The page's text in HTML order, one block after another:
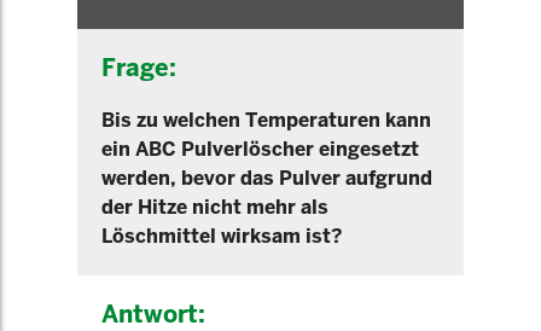
Frage:
Bis zu welchen Temperaturen kann
ein ABC Pulverlöscher eingesetzt
werden, bevor das Pulver aufgrund
der Hitze nicht mehr als
Löschmittel wirksam ist?
Antwort: